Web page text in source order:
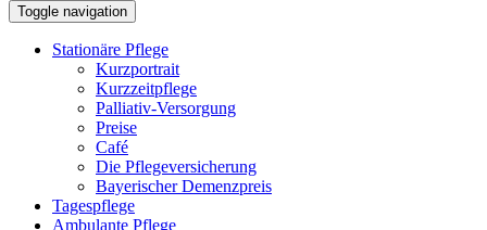
Toggle navigation
Stationäre Pflege
Kurzportrait
Kurzzeitpflege
Palliativ-Versorgung
Preise
Café
Die Pflegeversicherung
Bayerischer Demenzpreis
Tagespflege
Ambulante Pflege